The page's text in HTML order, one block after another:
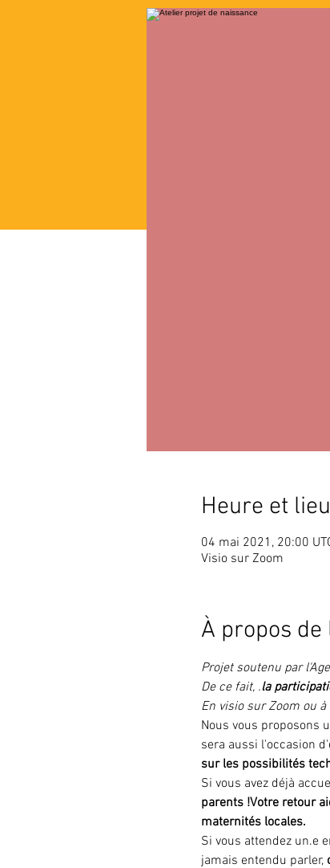
Heure et lieu
04 mai 2021, 20:00
Visio sur Zoom
À propos
Projet soutenu par
De ce fait, .la
En visio sur Zoom ou
Nous vous proposons
sera aussi l'occasion d'
sur les possibilités
Si vous avez déjà
parents !Votre retour
maternités locales.
Si vous attendez un.e
jamais entendu parler,